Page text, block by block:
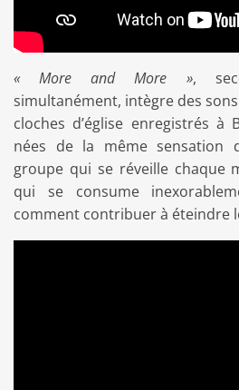
« More and More »,
simultanément, intègre des
cloches d’église enregistrés à
nées de la même sensation
groupe qui se réveille chaque
qui se consume
comment contribuer à éteindre